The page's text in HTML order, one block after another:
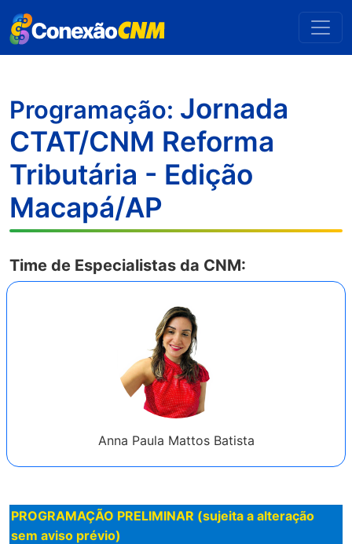
Programação: Jornada
CTAT/CNM Reforma
Tributária - Edição
Macapá/AP
Time de Especialistas da CNM:
Anna Paula Mattos Batista
PROGRAMAÇÃO PRELIMINAR (sujeita a alteração
sem aviso prévio)